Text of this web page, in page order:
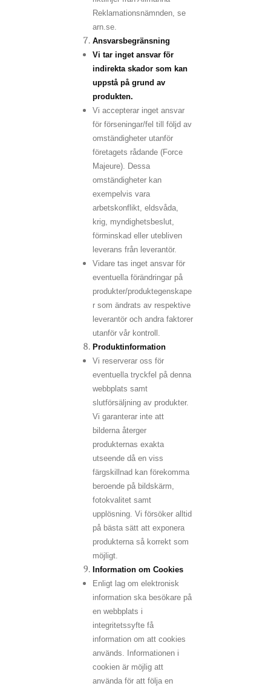
Reklamationsnämnden, se
arn.se.
Ansvarsbegränsning
Vi tar inget ansvar för
indirekta skador som kan
uppstå på grund av
produkten.
Vi accepterar inget ansvar
för förseningar/fel till följd av
omständigheter utanför
företagets rådande (Force
Majeure). Dessa
omständigheter kan
exempelvis vara
arbetskonflikt, eldsvåda,
krig, myndighetsbeslut,
förminskad eller utebliven
leverans från leverantör.
Vidare tas inget ansvar för
eventuella förändringar på
produkter/produktegenskape
r som ändrats av respektive
leverantör och andra faktorer
utanför vår kontroll.
Produktinformation
Vi reserverar oss för
eventuella tryckfel på denna
webbplats samt
slutförsäljning av produkter.
Vi garanterar inte att
bilderna återger
produkternas exakta
utseende då en viss
färgskillnad kan förekomma
beroende på bildskärm,
fotokvalitet samt
upplösning. Vi försöker alltid
på bästa sätt att exponera
produkterna så korrekt som
möjligt.
Information om Cookies
Enligt lag om elektronisk
information ska besökare på
en webbplats i
integritetssyfte få
information om att cookies
används. Informationen i
cookien är möjlig att
använda för att följa en